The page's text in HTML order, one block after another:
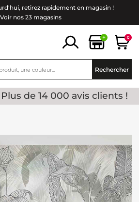
retirez rapidement en magasin !
Voir nos 23 magasins
+ 0
Rechercher
- Plus de 14 000 avis clients !